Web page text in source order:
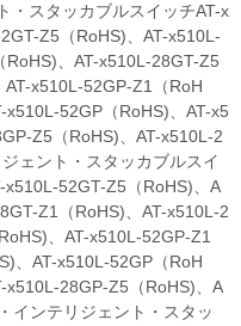
・スタッカブルスイッチAT-x
Z5（RoHS)、AT-x510L-
、AT-x510L-28GT-Z5
AT-x510L-52GP-Z1（RoH
52GP（RoHS)、AT-x5
Z5（RoHS)、AT-x510L-2
ェント・スタッカブルスイ
x510L-52GT-Z5（RoHS)、A
Z1（RoHS)、AT-x510L-2
、AT-x510L-52GP-Z1
、AT-x510L-52GP（RoH
x510L-28GP-Z5（RoHS)、A
インテリジェント・スタッ